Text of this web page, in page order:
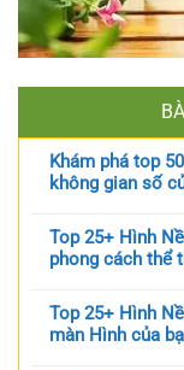
Khám phá top
không gian số
Top 25+ Hình
phong cách thể
Top 25+ Hình
màn Hình của